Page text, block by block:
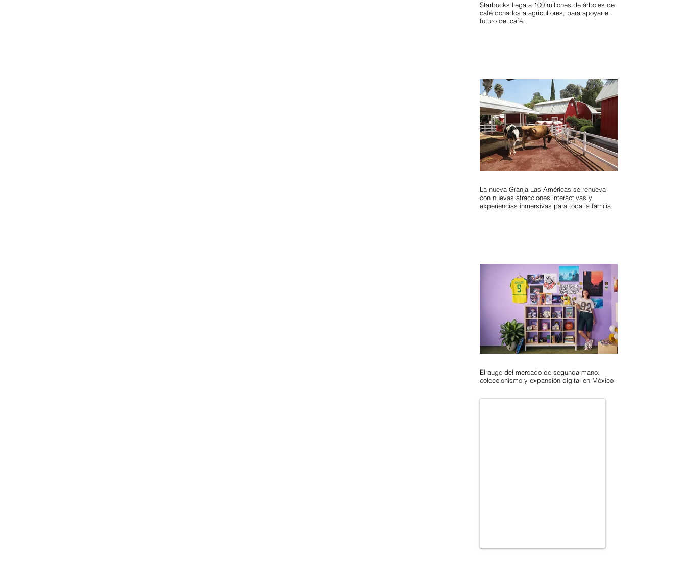
Starbucks llega a 100 millones de árboles de
café donados a agricultores, para apoyar el
futuro del café.
La nueva Granja Las Américas se renueva
con nuevas atracciones interactivas y
experiencias inmersivas para toda la familia.
El auge del mercado de segunda mano:
coleccionismo y expansión digital en México